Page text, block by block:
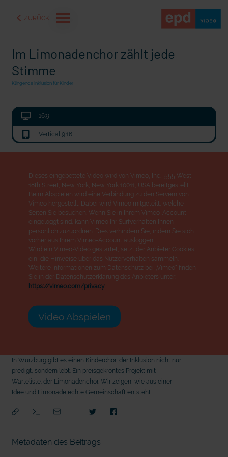
ZURÜCK
oder "Deppen der "Wir bauen Cherson wieder auf" - Optimismus in der
Im Limonadenchor zählt jede
Stimme
Klingende Inklusion für Kinder
16:9
Vertical 9:16
Dieses eingebettete Video wird von Vimeo, Inc., 555 West
18th Street, New York, New York 10011, USA bereitgestellt.
Beim Abspielen wird eine Verbindung zu den Servern von
Vimeo hergestellt. Dabei wird Vimeo mitgeteilt, welche
Seiten Sie besuchen. Wenn Sie in Ihrem Vimeo-Account
eingeloggt sind, kann Vimeo Ihr Surfverhalten Ihnen
persönlich zuzuordnen. Dies verhindern Sie, indem Sie sich
vorher aus Ihrem Vimeo-Account ausloggen.
Wird ein Vimeo-Video gestartet, setzt der Anbieter Cookies
ein, die Hinweise über das Nutzerverhalten sammeln.
Weitere Informationen zum Datenschutz bei „Vimeo“ finden
Sie in der Datenschutzerklärung des Anbieters unter:
https://vimeo.com/privacy
Video Abspielen
In Würzburg gibt es einen Kinderchor, der Inklusion nicht nur
predigt, sondern lebt. Ein preisgekröntes Projekt mit
Warteliste: der Limonadenchor. Wir zeigen, wie aus einer
Idee und Limonade echte Gemeinschaft entsteht.
Metadaten des Beitrags